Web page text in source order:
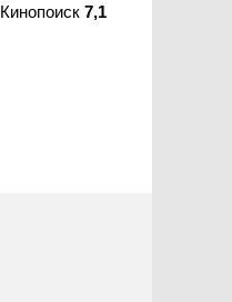
Кинопоиск 7,1